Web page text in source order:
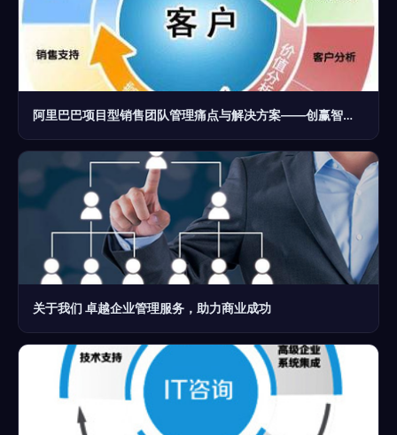
阿里巴巴项目型销售团队管理痛点与解决方案——创赢智业企业管理服务
关于我们 卓越企业管理服务，助力商业成功